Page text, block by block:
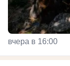
вчера в 16:00